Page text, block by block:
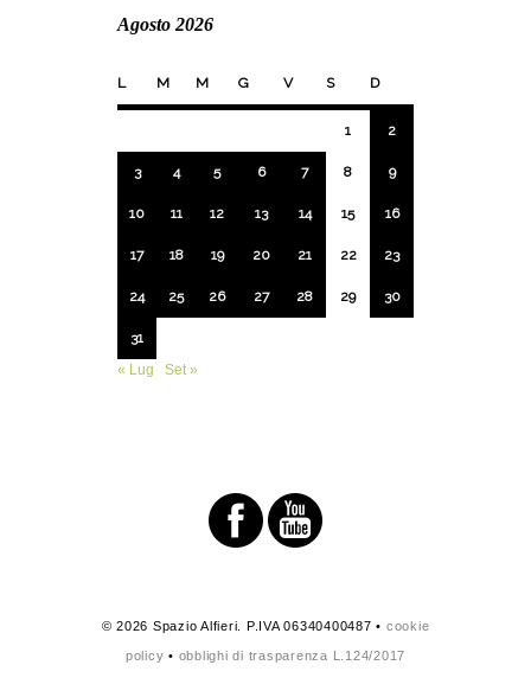
Agosto 2026
L M M G V S D
1 2
3 4 5 6 7 8 9
10 11 12 13 14 15 16
17 18 19 20 21 22 23
24 25 26 27 28 29 30
31
« Lug
Set »
© 2026 Spazio Alfieri. P.IVA 06340400487 • cookie
policy • obblighi di trasparenza L.124/2017